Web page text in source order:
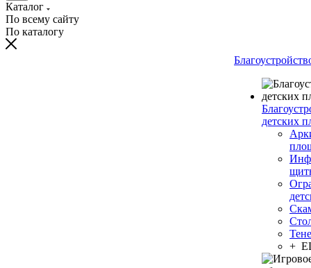
Каталог
По всему сайту
По каталогу
детских
+